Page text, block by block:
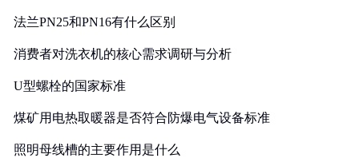
法兰PN25和PN16有什么区别
消费者对洗衣机的核心需求调研与分析
U型螺栓的国家标准
煤矿用电热取暖器是否符合防爆电气设备标准
照明母线槽的主要作用是什么